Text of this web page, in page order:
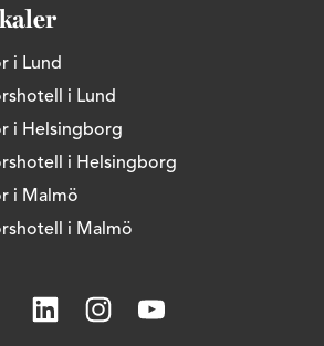
i Lund
i Lund
i Helsingborg
i Helsingborg
i Malmö
i Malmö
Wihlborgs på Facebook
Besök Wihlborgs på LinkedIn
Besök Wihlborgs på Instagram
Besök Wihlborgs på